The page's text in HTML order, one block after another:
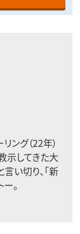
ング（22年）
示してきた大
い切り、「新
ー。